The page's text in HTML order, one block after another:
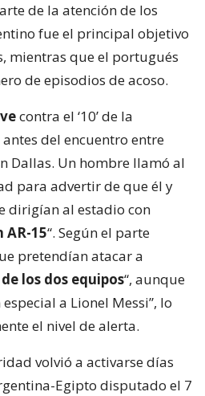
de la atención de los
fue el principal objetivo
mientras que el portugués
de episodios de acoso.
contra el ‘10’ de la
del encuentro entre
Dallas. Un hombre llamó al
para advertir de que él y
dirigían al estadio con
AR-15“. Según el parte
pretendían atacar a
los dos equipos“, aunque
a Lionel Messi”, lo
el nivel de alerta.
volvió a activarse días
Egipto disputado el 7